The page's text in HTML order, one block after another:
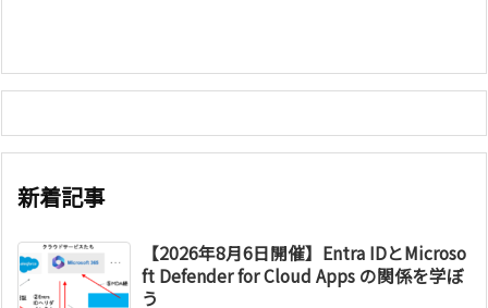
新着記事
【2026年8月6日開催】Entra IDとMicroso
ft Defender for Cloud Apps の関係を学ぼ
う